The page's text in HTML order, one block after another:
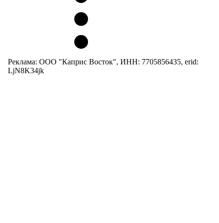
Реклама: ООО "Каприс Восток", ИНН: 7705856435, erid:
LjN8K34jk